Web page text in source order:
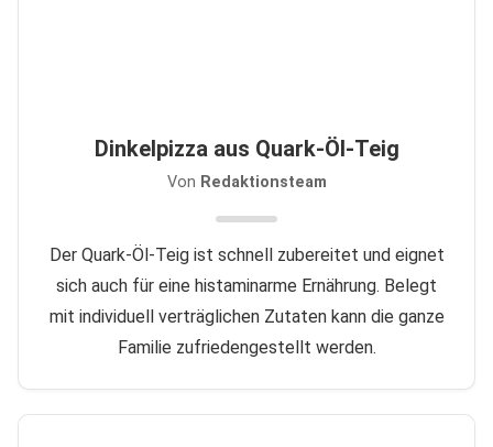
Dinkelpizza aus Quark-Öl-Teig
Von Redaktionsteam
Der Quark-Öl-Teig ist schnell zubereitet und eignet
sich auch für eine histaminarme Ernährung. Belegt
mit individuell verträglichen Zutaten kann die ganze
Familie zufriedengestellt werden.